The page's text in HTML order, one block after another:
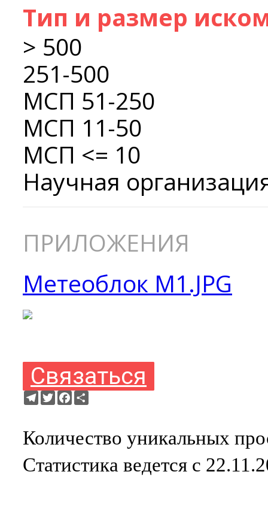
Тип и размер
> 500
251-500
МСП 51-250
МСП 11-50
МСП <= 10
Научная
ПРИЛОЖЕНИЯ
Метеоблок М1.JPG
Связаться
Telegram
TwitterFacebook
Количество уникальных
Статистика ведется с